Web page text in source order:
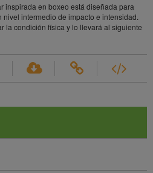
inspirada en boxeo está diseñada para
intermedio de impacto e intensidad.
la condición física y lo llevará al siguiente